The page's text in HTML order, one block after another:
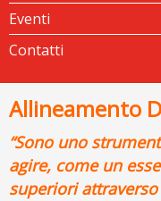
Eventi
Contatti
Allineamento
“Sono uno
agire, come un
superiori